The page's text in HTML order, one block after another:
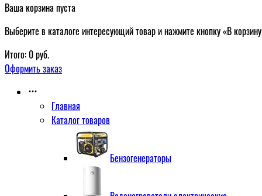
Ваша корзина пуста
Выберите в каталоге интересующий товар и нажмите кнопку «В
Итого: 0руб.
Оформить заказ
Главная
Каталог товаров
Бензогенераторы